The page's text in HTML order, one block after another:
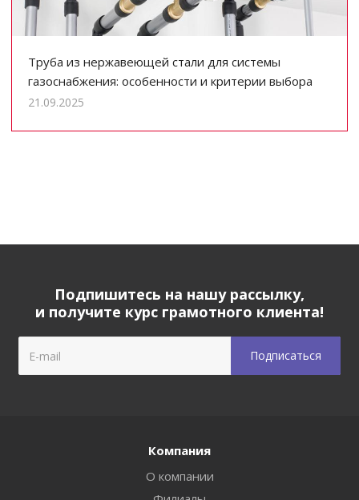
Труба из нержавеющей стали для системы
газоснабжения: особенности и критерии выбора
21.09.2025
Подпишитесь на нашу рассылку,
и получите курс грамотного клиента!
Компания
О компании